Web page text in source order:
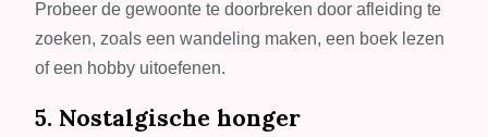
Probeer de gewoonte te doorbreken door afleiding te
zoeken, zoals een wandeling maken, een boek lezen
of een hobby uitoefenen.
5. Nostalgische honger